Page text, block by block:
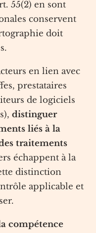
55(2) en sont
conservent
doit
en lien avec
prestataires
de logiciels
distinguer
liés à la
traitements
échappent à la
distinction
applicable et
compétence